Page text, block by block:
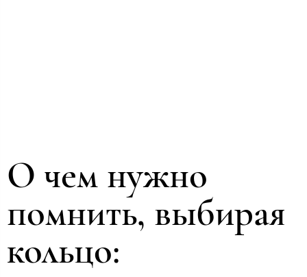
О чем нужно
помнить, выбирая
кольцо: